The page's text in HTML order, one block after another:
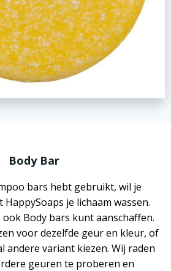
Body Bar
bars hebt gebruikt, wil je
je lichaam wassen.
ook Body bars kunt aanschaffen.
voor dezelfde geur en kleur, of
andere variant kiezen. Wij raden
geuren te proberen en